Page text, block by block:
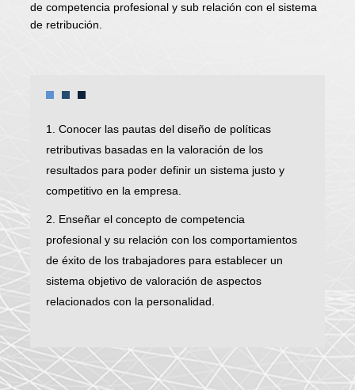
de competencia profesional y sub relación con el sistema
de retribución.
1. Conocer las pautas del diseño de políticas
retributivas basadas en la valoración de los
resultados para poder definir un sistema justo y
competitivo en la empresa.
2. Enseñar el concepto de competencia
profesional y su relación con los comportamientos
de éxito de los trabajadores para establecer un
sistema objetivo de valoración de aspectos
relacionados con la personalidad.